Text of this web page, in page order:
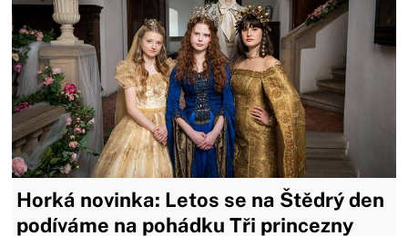
Horká novinka: Letos se na Štědrý den
podíváme na pohádku Tři princezny